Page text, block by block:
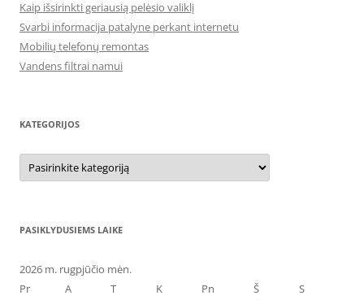
Kaip išsirinkti geriausią pelėsio valiklį
Svarbi informacija patalyne perkant internetu
Mobilių telefonų remontas
Vandens filtrai namui
KATEGORIJOS
Kategorijos
PASIKLYDUSIEMS LAIKE
2026 m. rugpjūčio mėn.
Pr
A T K Pn Š
S